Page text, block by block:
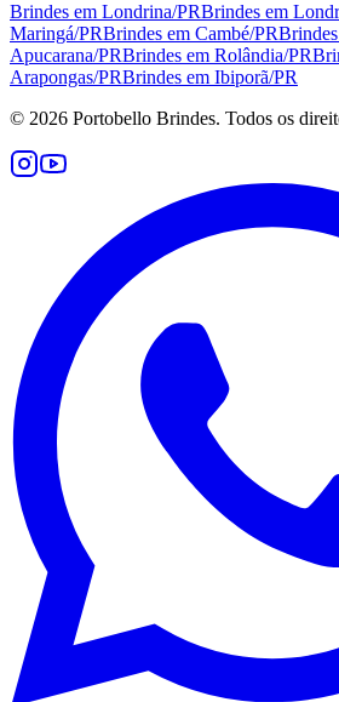
Brindes em Londrina/PRBrindes em
Maringá/PRBrindes em Cambé/PR
Apucarana/PRBrindes em Rolândia/PR
Arapongas/PRBrindes em Ibiporã/PR
© 2026 Portobello Brindes. Todos os